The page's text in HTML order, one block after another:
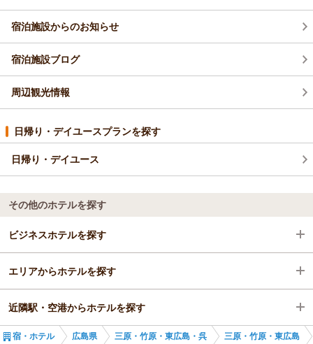
宿泊施設からのお知らせ
宿泊施設ブログ
周辺観光情報
日帰り・デイユースプランを探す
日帰り・デイユース
その他のホテルを探す
ビジネスホテルを探す
広島県
三原・竹原・東広島・呉
エリアからホテルを探す
広島県
近隣駅・空港からホテルを探す
宿・ホテル 広島県 三原・竹原・東広島・呉 三原・竹原・東広島